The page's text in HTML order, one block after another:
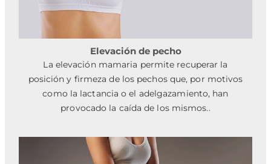
Elevación de pecho
La elevación mamaria permite recuperar la
posición y firmeza de los pechos que, por motivos
como la lactancia o el adelgazamiento, han
provocado la caída de los mismos..